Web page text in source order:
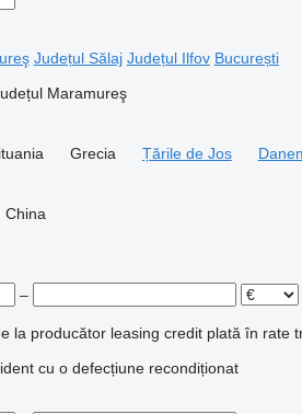
Județul Sălaj Județul Ilfov București
Maramureş
Grecia Țările de Jos
China
–
la producător leasing credit plată în rate
cu o defecțiune recondiționat